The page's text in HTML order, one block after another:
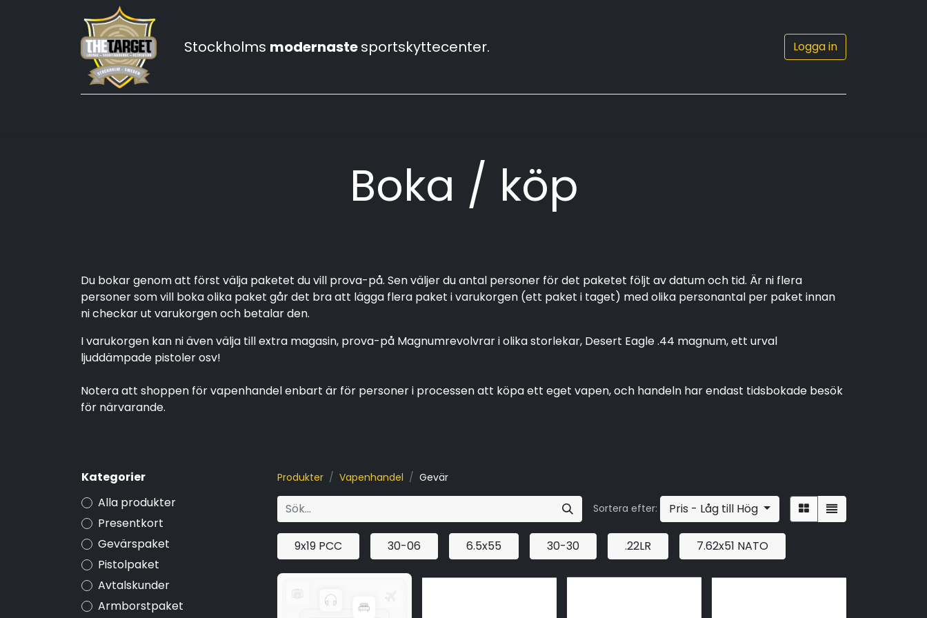
Stockholms modernastesportskyttecenter. Logga in
Boka / köp
Du bokar genom att först välja paketet du vill prova-på. Sen väljer du antal personer för det paketet följt av datum och tid. Är ni flera
personer som vill boka olika paket går det bra att lägga flera paket i varukorgen (ett paket i taget) med olika personantal per paket innan
ni checkar ut varukorgen och betalar den.
I varukorgen kan ni även välja till extra magasin, prova-på Magnumrevolvrar i olika storlekar, Desert Eagle .44 magnum, ett urval
ljuddämpade pistoler osv!
Notera att shoppen för vapenhandel enbart är för personer i processen att köpa ett eget vapen, och handeln har endast tidsbokade besök
för närvarande.
Kategorier
Alla produkter
Presentkort
Gevärspaket
Pistolpaket
Avtalskunder
Armborstpaket
Produkter Vapenhandel Gevär
Sortera efter: Pris - Låg till Hög
9x19 PCC 30-06 6.5x55 30-30 .22LR 7.62x51 NATO